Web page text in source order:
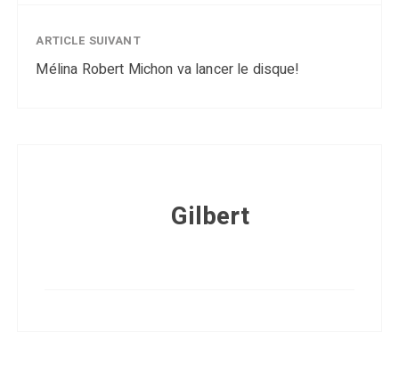
ARTICLE SUIVANT
Mélina Robert Michon va lancer le disque!
Gilbert